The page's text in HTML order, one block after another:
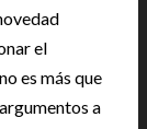
el
es más que
a